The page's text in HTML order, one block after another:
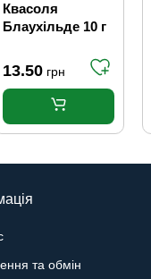
Квасоля
Блаухільде 10 г
13.50 грн
та обмін